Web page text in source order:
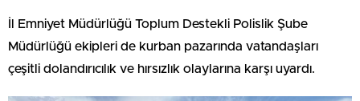
İl Emniyet Müdürlüğü Toplum Destekli Polislik Şube
Müdürlüğü ekipleri de kurban pazarında vatandaşları
çeşitli dolandırıcılık ve hırsızlık olaylarına karşı uyardı.